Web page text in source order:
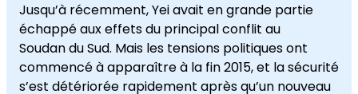
Jusqu’à récemment, Yei avait en grande partie
échappé aux effets du principal conflit au
Soudan du Sud. Mais les tensions politiques ont
commencé à apparaître à la fin 2015, et la sécurité
s’est détériorée rapidement après qu’un nouveau